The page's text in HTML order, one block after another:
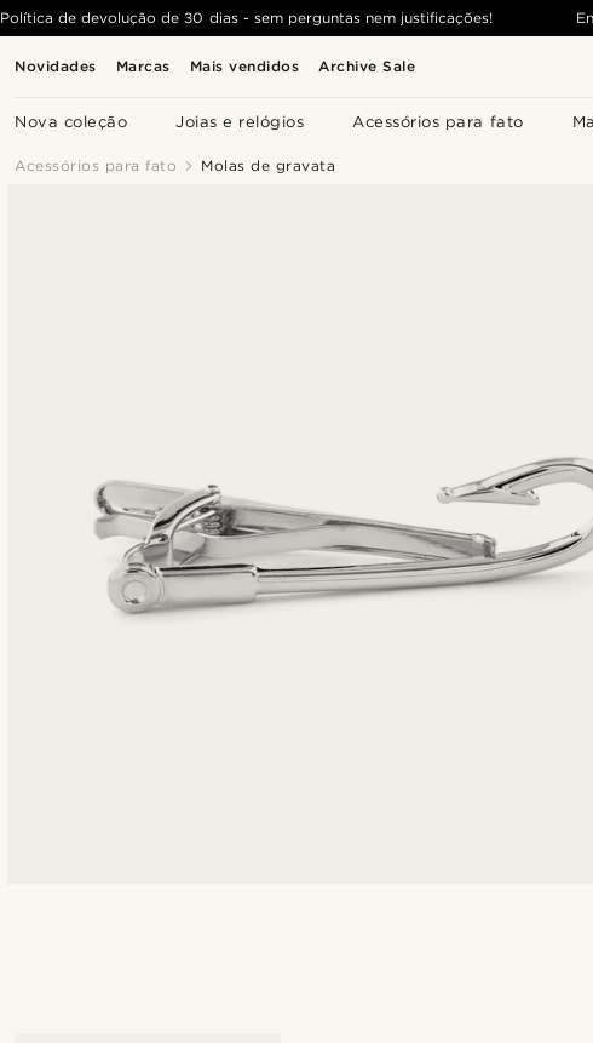
Novidades Marcas Mais vendidos Archive Sale
Nova coleção Joias e relógios Acessórios para fato
Política de devolução de 30 dias - sem perguntas nem justificações!
Acessórios para fato Molas de gravata